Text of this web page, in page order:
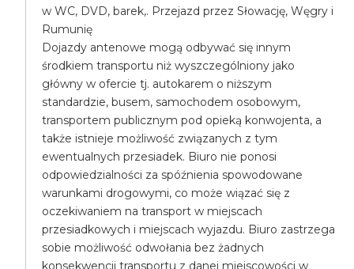
w WC, DVD, barek,. Przejazd przez Słowację, Węgry i
Rumunię
Dojazdy antenowe mogą odbywać się innym
środkiem transportu niż wyszczególniony jako
główny w ofercie tj. autokarem o niższym
standardzie, busem, samochodem osobowym,
transportem publicznym pod opieką konwojenta, a
także istnieje możliwość związanych z tym
ewentualnych przesiadek. Biuro nie ponosi
odpowiedzialności za spóźnienia spowodowane
warunkami drogowymi, co może wiązać się z
oczekiwaniem na transport w miejscach
przesiadkowych i miejscach wyjazdu. Biuro zastrzega
sobie możliwość odwołania bez żadnych
konsekwencji transportu z danej miejscowości w